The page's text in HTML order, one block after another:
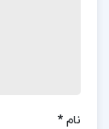
جدول
نام *